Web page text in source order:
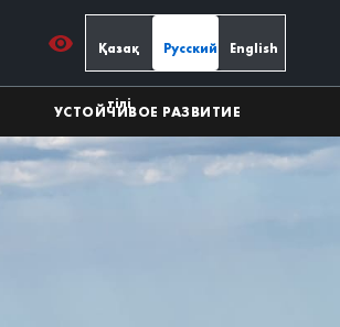
Қазақ
тілі
Русский English
УСТОЙЧИВОЕ РАЗВИТИЕ